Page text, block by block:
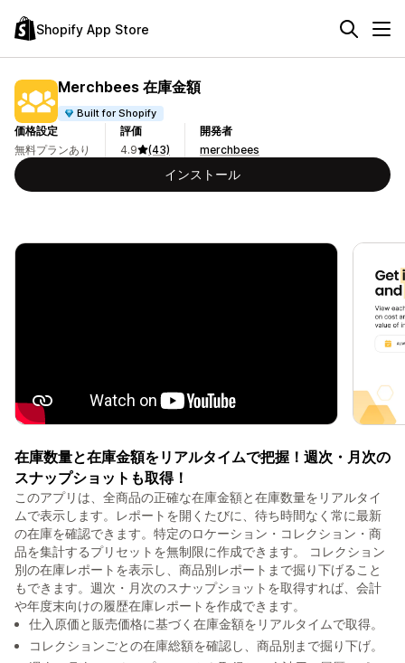
Shopify App Store
Merchbees 在庫金額
Built for Shopify
価格設定
無料プランあり
評価
4.9
(43)
開発者
merchbees
インストール
在庫数量と在庫金額をリアルタイムで把握！週次・月次の
スナップショットも取得！
このアプリは、全商品の正確な在庫金額と在庫数量をリアルタイ
ムで表示します。レポートを開くたびに、待ち時間なく常に最新
の在庫を確認できます。特定のロケーション・コレクション・商
品を集計するプリセットを無制限に作成できます。 コレクション
別の在庫レポートを表示し、商品別レポートまで掘り下げること
もできます。週次・月次のスナップショットを取得すれば、会計
や年度末向けの履歴在庫レポートを作成できます。
仕入原価と販売価格に基づく在庫金額をリアルタイムで取得。
コレクションごとの在庫総額を確認し、商品別まで掘り下げ。